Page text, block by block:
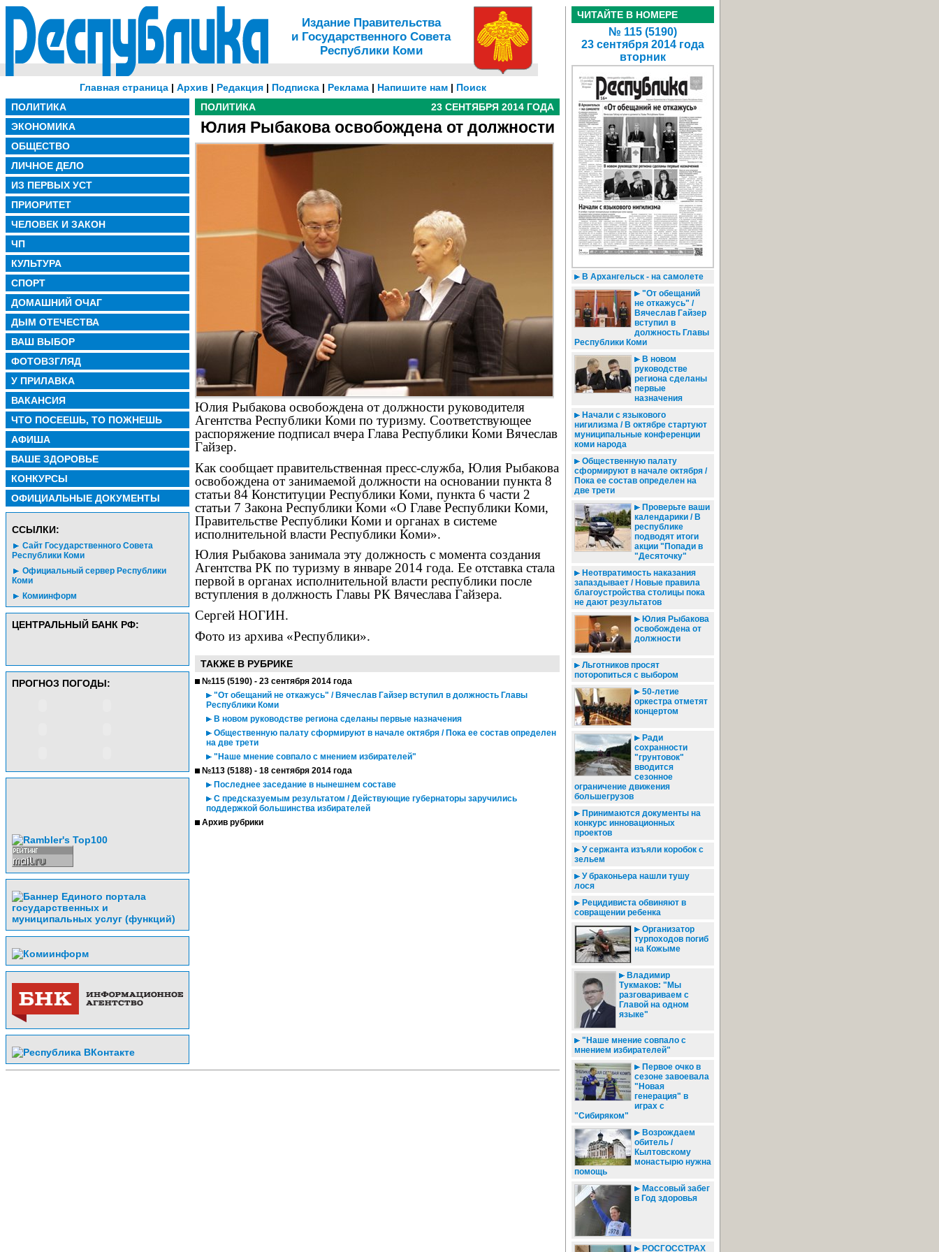
Издание Правительства
и Государственного Совета
Республики Коми
Главная страница| Архив | Редакция| Подписка| Реклама| Напишите нам| Поиск
ПОЛИТИКА
ЭКОНОМИКА
ОБЩЕСТВО
ЛИЧНОЕ ДЕЛО
ИЗ ПЕРВЫХ УСТ
ПРИОРИТЕТ
ЧЕЛОВЕК И ЗАКОН
ЧП
КУЛЬТУРА
СПОРТ
ДОМАШНИЙ ОЧАГ
ДЫМ ОТЕЧЕСТВА
ВАШ ВЫБОР
ФОТОВЗГЛЯД
У ПРИЛАВКА
ВАКАНСИЯ
ЧТО ПОСЕЕШЬ, ТО ПОЖНЕШЬ
АФИША
ВАШЕ ЗДОРОВЬЕ
КОНКУРСЫ
ОФИЦИАЛЬНЫЕ ДОКУМЕНТЫ
CСЫЛКИ:
Сайт Государственного Совета
Республики Коми
Официальный сервер Республики
Коми
Комиинформ
ЦЕНТРАЛЬНЫЙ БАНК РФ:
ПРОГНОЗ ПОГОДЫ:
ПОЛИТИКА 23 СЕНТЯБРЯ 2014 ГОДА
Юлия Рыбакова освобождена от должности
Юлия Рыбакова освобождена от должности руководителя
Агентства Республики Коми по туризму. Соответствующее
распоряжение подписал вчера Глава Республики Коми Вячеслав
Гайзер.
Как сообщает правительственная пресс-служба, Юлия Рыбакова
освобождена от занимаемой должности на основании пункта 8
статьи 84 Конституции Республики Коми, пункта 6 части 2
статьи 7 Закона Республики Коми «О Главе Республики Коми,
Правительстве Республики Коми и органах в системе
исполнительной власти Республики Коми».
Юлия Рыбакова занимала эту должность с момента создания
Агентства РК по туризму в январе 2014 года. Ее отставка стала
первой в органах исполнительной власти республики после
вступления в должность Главы РК Вячеслава Гайзера.
Сергей НОГИН.
Фото из архива «Республики».
ТАКЖЕ В РУБРИКЕ
№115 (5190) - 23 сентября 2014 года
"От обещаний не откажусь" / Вячеслав Гайзер вступил в должность Главы
Республики Коми
В новом руководстве региона сделаны первые назначения
Общественную палату сформируют в начале октября / Пока ее состав определен
на две трети
"Наше мнение совпало с мнением избирателей"
№113 (5188) - 18 сентября 2014 года
Последнее заседание в нынешнем составе
С предсказуемым результатом / Действующие губернаторы заручились
поддержкой большинства избирателей
Архив рубрики
ЧИТАЙТЕ В НОМЕРЕ
№ 115 (5190)
23 сентября 2014 года
вторник
В Архангельск - на самолете
"От обещаний
не откажусь" /
Вячеслав Гайзер
вступил в
должность Главы
Республики Коми
В новом
руководстве
региона сделаны
первые
назначения
Начали с языкового
нигилизма / В октябре стартуют
муниципальные конференции
коми народа
Общественную палату
сформируют в начале октября /
Пока ее состав определен на
две трети
Проверьте ваши
календарики / В
республике
подводят итоги
акции "Попади в
"Десяточку"
Неотвратимость наказания
запаздывает / Новые правила
благоустройства столицы пока
не дают результатов
Юлия Рыбакова
освобождена от
должности
Льготников просят
поторопиться с выбором
50-летие
оркестра отметят
концертом
Ради
сохранности
"грунтовок"
вводится
сезонное
ограничение движения
большегрузов
Принимаются документы на
конкурс инновационных
проектов
У сержанта изъяли коробок с
зельем
У браконьера нашли тушу
лося
Рецидивиста обвиняют в
совращении ребенка
Организатор
турпоходов погиб
на Кожыме
Владимир
Тукмаков: "Мы
разговариваем с
Главой на одном
языке"
"Наше мнение совпало с
мнением избирателей"
Первое очко в
сезоне завоевала
"Новая
генерация" в
играх с
"Сибиряком"
Возрождаем
обитель /
Кылтовскому
монастырю нужна
помощь
Массовый забег
в Год здоровья
РОСГОССТРАХ